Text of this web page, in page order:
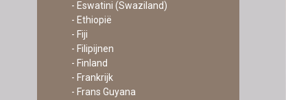
- Eswatini (Swaziland)
- Ethiopië
- Fiji
- Filipijnen
- Finland
- Frankrijk
- Frans Guyana